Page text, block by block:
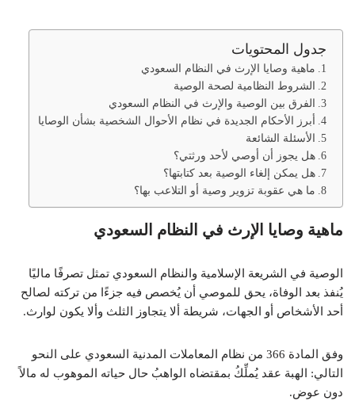
جدول المحتويات
ماهية وصايا الإرث في النظام السعودي
الشروط النظامية لصحة الوصية
الفرق بين الوصية والإرث في النظام السعودي
أبرز الأحكام الجديدة في نظام الأحوال الشخصية بشأن الوصايا
الأسئلة الشائعة
هل يجوز أن أوصي لأحد ورثتي؟
هل يمكن إلغاء الوصية بعد كتابتها؟
ما هي عقوبة تزوير وصية أو التلاعب بها؟
ماهية وصايا الإرث في النظام السعودي
الوصية في الشريعة الإسلامية والنظام السعودي تمثل تصرفًا ماليًا
يُنفذ بعد الوفاة، يحق للموصي أن يُخصص فيه جزءًا من تركته لصالح
أحد الأشخاص أو الجهات، شريطة ألا يتجاوز الثلث وألا يكون لوارث.
وفق المادة 366 من نظام المعاملات المدنية السعودي على النحو
التالي: الهبة عقد يُملِّكُ بمقتضاه الواهبُ حال حياته الموهوب له مالاً
دون عوض.